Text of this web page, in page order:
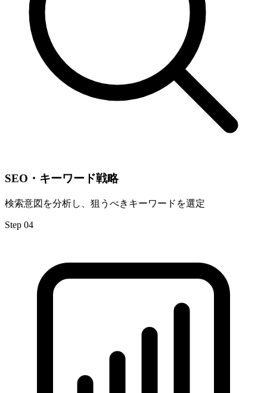
SEO・キーワード戦略
検索意図を分析し、狙うべきキーワードを選定
Step 04